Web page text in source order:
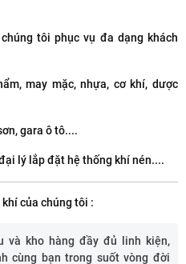
tôi phục vụ đa dạng khách
may mặc, nhựa, cơ khí, dược
gara ô tô....
lý lắp đặt hệ thống khí nén....
của chúng tôi :
và kho hàng đầy đủ linh kiện,
cùng bạn trong suốt vòng đời